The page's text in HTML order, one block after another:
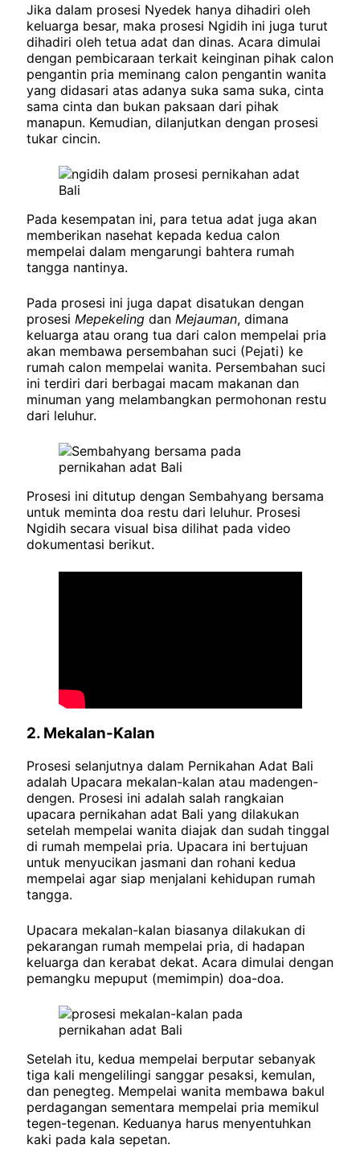
Jika dalam prosesi Nyedek hanya dihadiri oleh
keluarga besar, maka prosesi Ngidih ini juga turut
dihadiri oleh tetua adat dan dinas. Acara dimulai
dengan pembicaraan terkait keinginan pihak calon
pengantin pria meminang calon pengantin wanita
yang didasari atas adanya suka sama suka, cinta
sama cinta dan bukan paksaan dari pihak
manapun. Kemudian, dilanjutkan dengan prosesi
tukar cincin.
Pada kesempatan ini, para tetua adat juga akan
memberikan nasehat kepada kedua calon
mempelai dalam mengarungi bahtera rumah
tangga nantinya.
Pada prosesi ini juga dapat disatukan dengan
prosesi Mepekelingdan Mejauman, dimana
keluarga atau orang tua dari calon mempelai pria
akan membawa persembahan suci (Pejati) ke
rumah calon mempelai wanita. Persembahan suci
ini terdiri dari berbagai macam makanan dan
minuman yang melambangkan permohonan restu
dari leluhur.
Prosesi ini ditutup dengan Sembahyang bersama
untuk meminta doa restu dari leluhur. Prosesi
Ngidih secara visual bisa dilihat pada video
dokumentasi berikut.
2. Mekalan-Kalan
Prosesi selanjutnya dalam Pernikahan Adat Bali
adalah Upacara mekalan-kalan atau madengen-
dengen. Prosesi ini adalah salah rangkaian
upacara pernikahan adat Bali yang dilakukan
setelah mempelai wanita diajak dan sudah tinggal
di rumah mempelai pria. Upacara ini bertujuan
untuk menyucikan jasmani dan rohani kedua
mempelai agar siap menjalani kehidupan rumah
tangga.
Upacara mekalan-kalan biasanya dilakukan di
pekarangan rumah mempelai pria, di hadapan
keluarga dan kerabat dekat. Acara dimulai dengan
pemangku mepuput (memimpin) doa-doa.
Setelah itu, kedua mempelai berputar sebanyak
tiga kali mengelilingi sanggar pesaksi, kemulan,
dan penegteg. Mempelai wanita membawa bakul
perdagangan sementara mempelai pria memikul
tegen-tegenan. Keduanya harus menyentuhkan
kaki pada kala sepetan.